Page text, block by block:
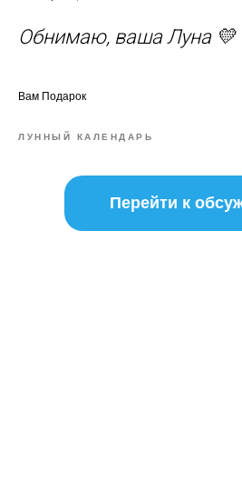
Обнимаю, ваша Луна 💛
Вам Подарок
ЛУННЫЙ КАЛЕНДАРЬ
Перейти к